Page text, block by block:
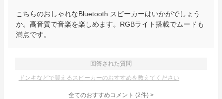
こちらのおしゃれなBluetooth スピーカーはいかがでしょう
か。高音質で音楽を楽しめます。RGBライト搭載でムードも
満点です。
回答された質問
ドンキなどで買えるスピーカーのおすすめを教えてください
全てのおすすめコメント (2件) >